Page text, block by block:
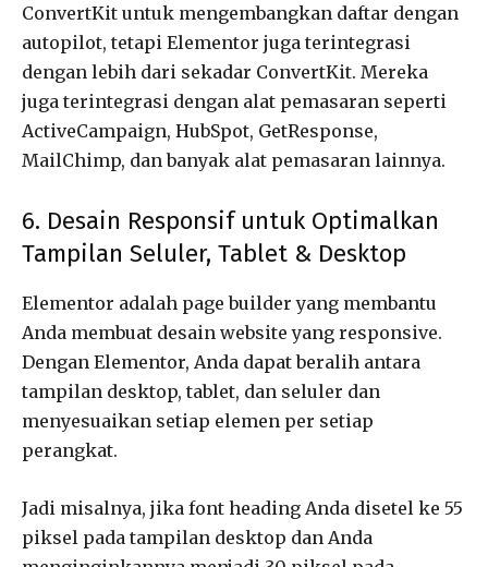
ConvertKit untuk mengembangkan daftar dengan
autopilot, tetapi Elementor juga terintegrasi
dengan lebih dari sekadar ConvertKit. Mereka
juga terintegrasi dengan alat pemasaran seperti
ActiveCampaign, HubSpot, GetResponse,
MailChimp, dan banyak alat pemasaran lainnya.
6. Desain Responsif untuk Optimalkan
Tampilan Seluler, Tablet & Desktop
Elementor adalah page builder yang membantu
Anda membuat desain website yang responsive.
Dengan Elementor, Anda dapat beralih antara
tampilan desktop, tablet, dan seluler dan
menyesuaikan setiap elemen per setiap
perangkat.
Jadi misalnya, jika font heading Anda disetel ke 55
piksel pada tampilan desktop dan Anda